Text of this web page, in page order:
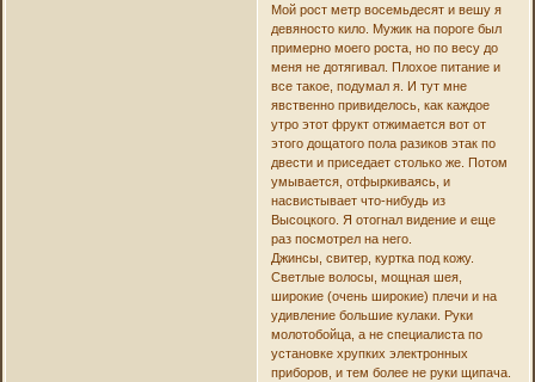
Мой рост метр восемьдесят и вешу я
девяносто кило. Мужик на пороге был
примерно моего роста, но по весу до
меня не дотягивал. Плохое питание и
все такое, подумал я. И тут мне
явственно привиделось, как каждое
утро этот фрукт отжимается вот от
этого дощатого пола разиков этак по
двести и приседает столько же. Потом
умывается, отфыркиваясь, и
насвистывает что-нибудь из
Высоцкого. Я отогнал видение и еще
раз посмотрел на него.
Джинсы, свитер, куртка под кожу.
Светлые волосы, мощная шея,
широкие (очень широкие) плечи и на
удивление большие кулаки. Руки
молотобойца, а не специалиста по
установке хрупких электронных
приборов, и тем более не руки щипача.